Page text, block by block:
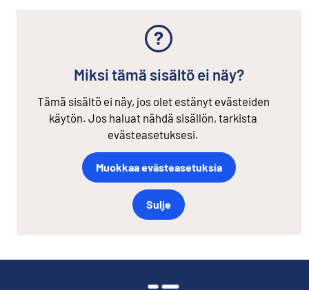
Miksi tämä sisältö ei näy?
Tämä sisältö ei näy, jos olet estänyt evästeiden
käytön. Jos haluat nähdä sisällön, tarkista
evästeasetuksesi.
Muokkaa evästeasetuksia
Sulje